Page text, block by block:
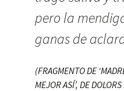
pero la
ganas de
(FRAGMENTO DE
MEJOR ASÍ’, DE